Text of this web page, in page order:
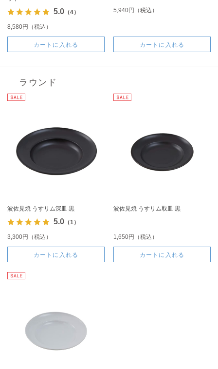
5.0（4）
8,580円（税込）
カートに入れる
5,940円（税込）
カートに入れる
ラウンド
波佐見焼 うすリム深皿 黒
5.0（1）
3,300円（税込）
カートに入れる
波佐見焼 うすリム取皿 黒
1,650円（税込）
カートに入れる